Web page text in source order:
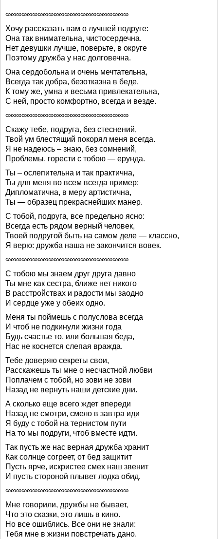
∞∞∞∞∞∞∞∞∞∞∞∞∞∞∞∞∞∞∞∞∞∞∞
Хочу рассказать вам о лучшей подруге:
Она так внимательна, чистосердечна.
Нет девушки лучше, поверьте, в округе
Поэтому дружба у нас долговечна.
Она сердобольна и очень мечтательна,
Всегда так добра, безотказна в беде.
К тому же, умна и весьма привлекательна,
С ней, просто комфортно, всегда и везде.
∞∞∞∞∞∞∞∞∞∞∞∞∞∞∞∞∞∞∞∞∞∞∞
Скажу тебе, подруга, без стеснений,
Твой ум блестящий покорял меня всегда.
Я не надеюсь – знаю, без сомнений,
Проблемы, горести с тобою — ерунда.
Ты – ослепительна и так практична,
Ты для меня во всем всегда пример:
Дипломатична, в меру артистична,
Ты — образец прекраснейших манер.
С тобой, подруга, все предельно ясно:
Всегда есть рядом верный человек,
Твоей подругой быть на самом деле — классно,
Я верю: дружба наша не закончится вовек.
∞∞∞∞∞∞∞∞∞∞∞∞∞∞∞∞∞∞∞∞∞∞∞
С тобою мы знаем друг друга давно
Ты мне как сестра, ближе нет никого
В расстройствах и радости мы заодно
И сердце уже у обеих одно.
Меня ты поймешь с полуслова всегда
И чтоб не подкинули жизни года
Будь счастье то, или большая беда,
Нас не коснется слепая вражда.
Тебе доверяю секреты свои,
Расскажешь ты мне о несчастной любви
Поплачем с тобой, но зови не зови
Назад не вернуть наши детские дни.
А сколько еще всего ждет впереди
Назад не смотри, смело в завтра иди
Я буду с тобой на тернистом пути
На то мы подруги, чтоб вместе идти.
Так пусть же нас верная дружба хранит
Как солнце согреет, от бед защитит
Пусть ярче, искристее смех наш звенит
И пусть стороной плывет лодка обид.
∞∞∞∞∞∞∞∞∞∞∞∞∞∞∞∞∞∞∞∞∞∞∞
Мне говорили, дружбы не бывает,
Что это сказки, это лишь в кино.
Но все ошиблись. Все они не знали:
Тебя мне в жизни повстречать дано.